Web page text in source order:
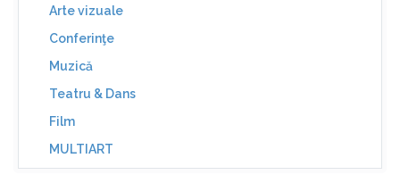
Arte vizuale
Conferinţe
Muzică
Teatru & Dans
Film
MULTIART